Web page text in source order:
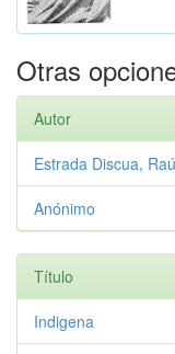
Otras
Autor
Estrada Discua,
Anónimo
Título
Indigena